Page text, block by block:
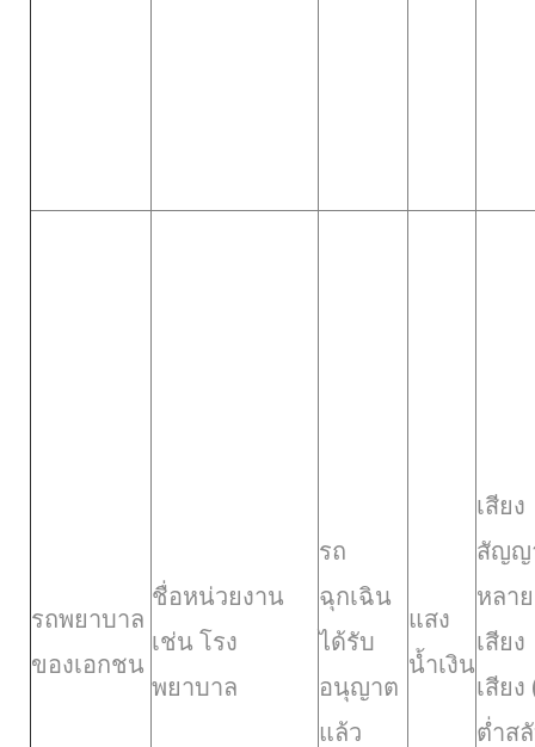
รถพยาบาล
ของเอกชน
ชื่อหน่วยงาน
เช่น โรง
พยาบาล
รถ
ฉุกเฉิน
ได้รับ
อนุญาต
แล้ว
แสง
น้ำเงิน
เสียง
สัญ
หลาย
เสียง
เสียง
ต่ำส